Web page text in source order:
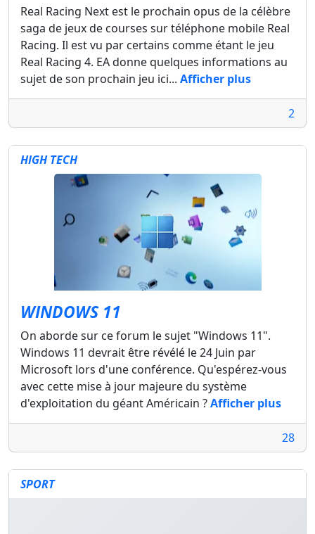
Real Racing Next est le prochain opus de la célèbre
saga de jeux de courses sur téléphone mobile Real
Racing. Il est vu par certains comme étant le jeu
Real Racing 4. EA donne quelques informations au
sujet de son prochain jeu ici... Afficher plus
2
HIGH TECH
WINDOWS 11
On aborde sur ce forum le sujet "Windows 11".
Windows 11 devrait être révélé le 24 Juin par
Microsoft lors d'une conférence. Qu'espérez-vous
avec cette mise à jour majeure du système
d'exploitation du géant Américain ?Afficher plus
28
SPORT